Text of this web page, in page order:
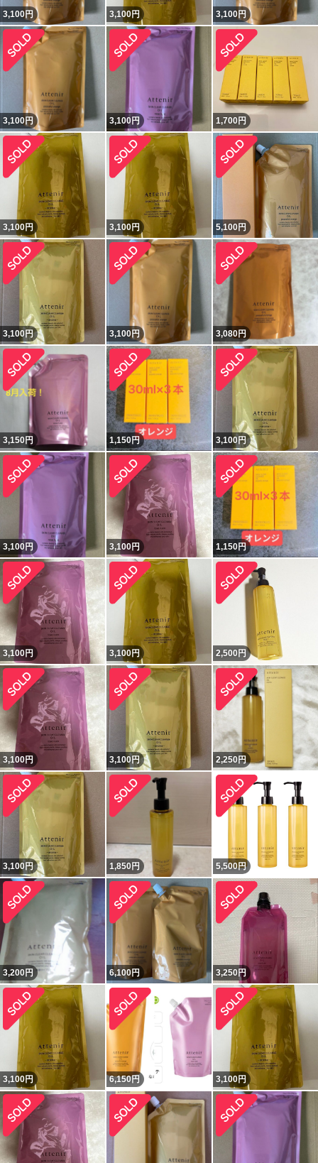
3,100円 3,100円 3,100円
3,100円 3,100円 1,700円
3,100円 3,100円 5,100円
3,100円 3,100円 3,080円
3,150円 1,150円 3,100円
3,100円 3,100円 1,150円
3,100円 3,100円 2,500 円
3,100円 3,100円 2,250円
3,100円 1,850円 5,500円
3,200円 6,100円 3,250円
3,100円 6,150円 3,100円